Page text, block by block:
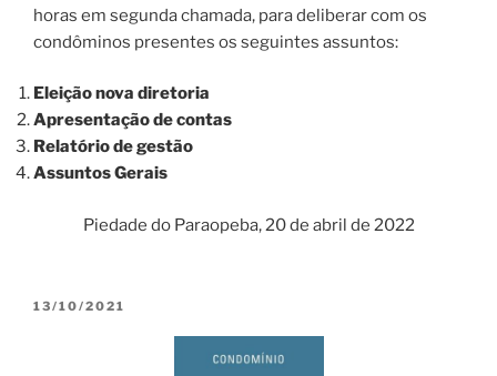
horas em segunda chamada, para deliberar com os
condôminos presentes os seguintes assuntos:
Eleição nova diretoria
Apresentação de contas
Relatório de gestão
Assuntos Gerais
Piedade do Paraopeba, 20 de abril de 2022
PUBLICADO
13/10/2021